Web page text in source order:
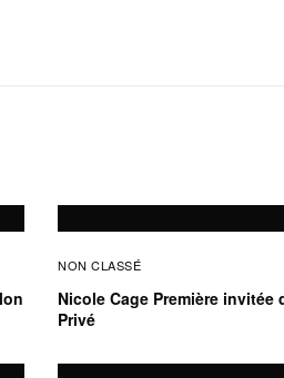
NON CLASSÉ
Nicole Cage Première invitée
Privé